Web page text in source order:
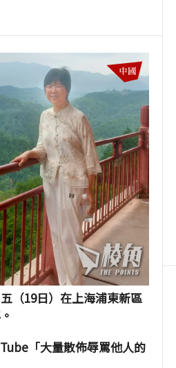
（19日）在上海浦東新區
「大量散佈辱罵他人的